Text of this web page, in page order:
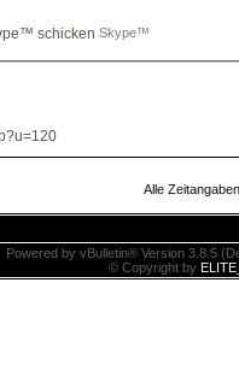
Skype™
Alle
Powered by vBulletin® Version 3.8.5
© Copyright by